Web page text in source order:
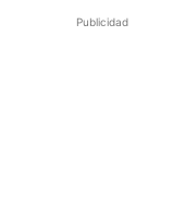
Publicidad